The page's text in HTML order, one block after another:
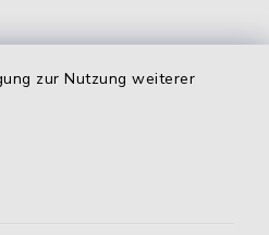
zur Nutzung weiterer